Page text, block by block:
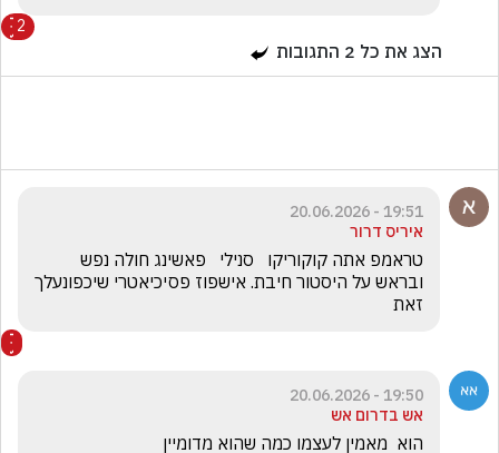
2
הצג את כל 2 התגובות
19:51 - 20.06.2026
איריס דרור
זאת
19:50 - 20.06.2026
אש בדרום אש
הוא  מאמין לעצמו כמה שהוא מדומיין